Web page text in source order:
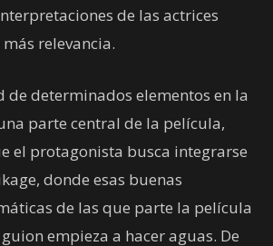
de las actrices
relevancia.
de determinados elementos en la
parte central de la película,
el protagonista busca integrarse
donde esas buenas
de las que parte la película
empieza a hacer aguas. De